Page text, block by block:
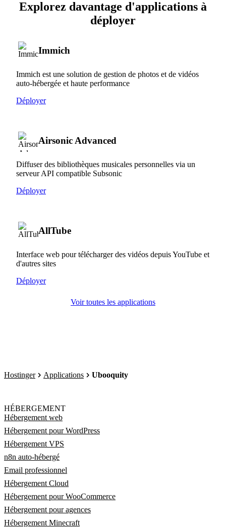
Explorez davantage d'applications à
déployer
Immich
Immich est une solution de gestion de photos et de vidéos
auto-hébergée et haute performance
Déployer
Airsonic Advanced
Diffuser des bibliothèques musicales personnelles via un
serveur API compatible Subsonic
Déployer
AllTube
Interface web pour télécharger des vidéos depuis YouTube et
d'autres sites
Déployer
Voir toutes les applications
Hostinger Applications Ubooquity
HÉBERGEMENT
Hébergement web
Hébergement pour WordPress
Hébergement VPS
n8n auto-hébergé
Email professionnel
Hébergement Cloud
Hébergement pour WooCommerce
Hébergement pour agences
Hébergement Minecraft